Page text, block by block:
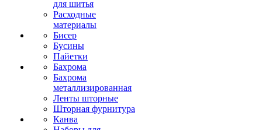
для шитья
Расходные
материалы
Бисер
Бусины
Пайетки
Бахрома
Бахрома
металлизированная
Ленты шторные
Шторная фурнитура
Канва